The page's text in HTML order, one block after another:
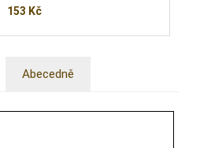
153 Kč
Abecedně